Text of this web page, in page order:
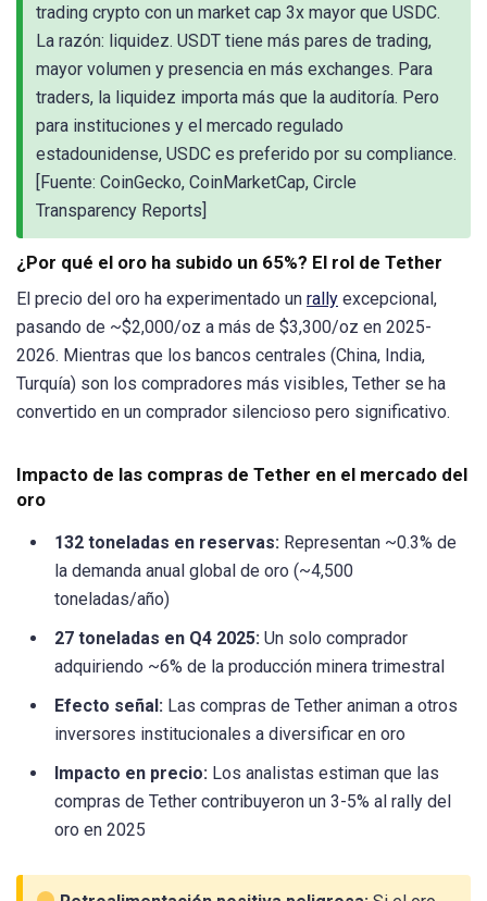
trading crypto con un market cap 3x mayor que USDC.
La razón: liquidez. USDT tiene más pares de trading,
mayor volumen y presencia en más exchanges. Para
traders, la liquidez importa más que la auditoría. Pero
para instituciones y el mercado regulado
estadounidense, USDC es preferido por su compliance.
[Fuente: CoinGecko, CoinMarketCap, Circle
Transparency Reports]
¿Por qué el oro ha subido un 65%? El rol de Tether
El precio del oro ha experimentado un rally excepcional,
pasando de ~$2,000/oz a más de $3,300/oz en 2025-
2026. Mientras que los bancos centrales (China, India,
Turquía) son los compradores más visibles, Tether se ha
convertido en un comprador silencioso pero significativo.
Impacto de las compras de Tether en el mercado del
oro
132 toneladas en reservas: Representan ~0.3% de
la demanda anual global de oro (~4,500
toneladas/año)
27 toneladas en Q4 2025: Un solo comprador
adquiriendo ~6% de la producción minera trimestral
Efecto señal: Las compras de Tether animan a otros
inversores institucionales a diversificar en oro
Impacto en precio: Los analistas estiman que las
compras de Tether contribuyeron un 3-5% al rally del
oro en 2025